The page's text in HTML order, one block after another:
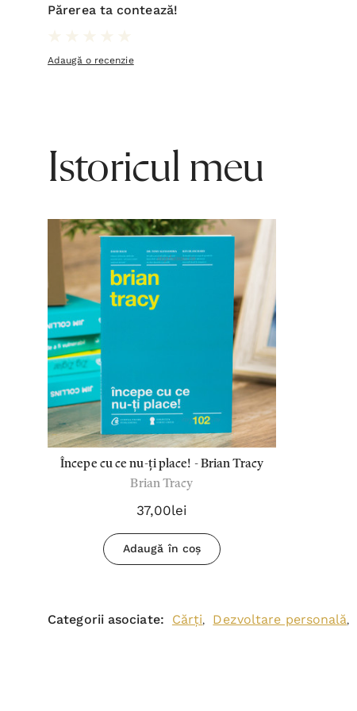
Părerea ta contează!
Adaugă o recenzie
Istoricul meu
Începe cu ce nu-ți place! - Brian Tracy
Brian Tracy
37,00lei
Adaugă în coș
Categorii asociate: Cărți, Dezvoltare personală,